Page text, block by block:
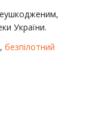
України.
, безпілотний